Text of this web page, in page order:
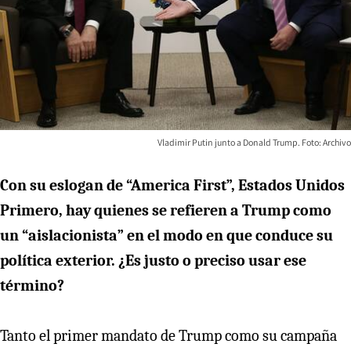
Vladimir Putin junto a Donald Trump. Foto: Archivo
Con su eslogan de “America First”, Estados Unidos
Primero, hay quienes se refieren a Trump como
un “aislacionista” en el modo en que conduce su
política exterior. ¿Es justo o preciso usar ese
término?
Tanto el primer mandato de Trump como su campaña